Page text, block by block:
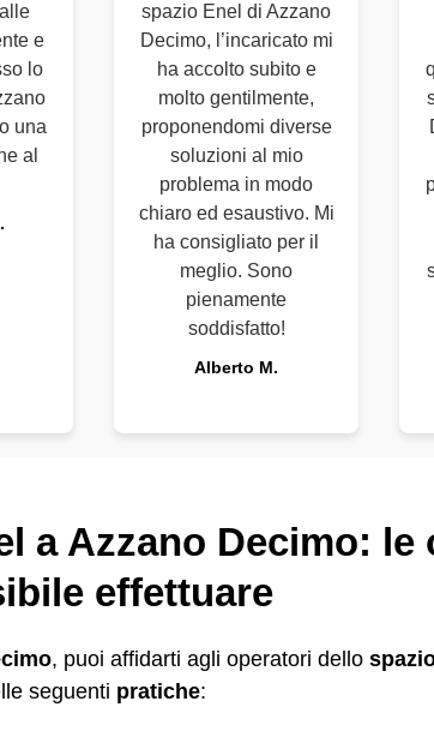
e
lo
una
al
spazio Enel di Azzano
Decimo, l’incaricato mi
ha accolto subito e
molto gentilmente,
proponendomi diverse
soluzioni al mio
problema in modo
chiaro ed esaustivo. Mi
ha consigliato per il
meglio. Sono
pienamente
soddisfatto!
Alberto M.
a Azzano Decimo: le
effettuare
, puoi affidarti agli operatori dello
seguenti pratiche: